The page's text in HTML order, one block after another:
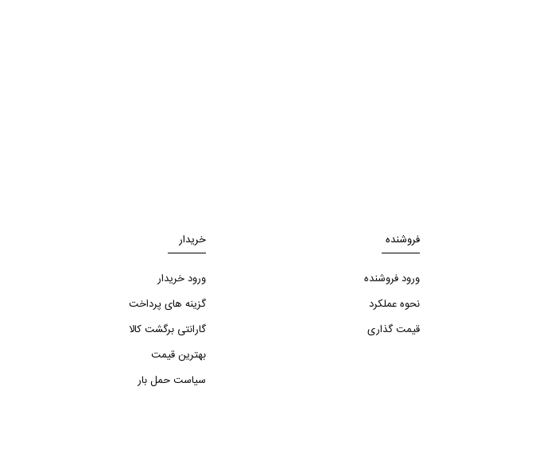
فروشنده
ورود فروشنده
نحوه عملکرد
قیمت گذاری
خریدار
ورود خریدار
گزینه های پرداخت
گارانتی برگشت کالا
بهترین قیمت
سیاست حمل بار